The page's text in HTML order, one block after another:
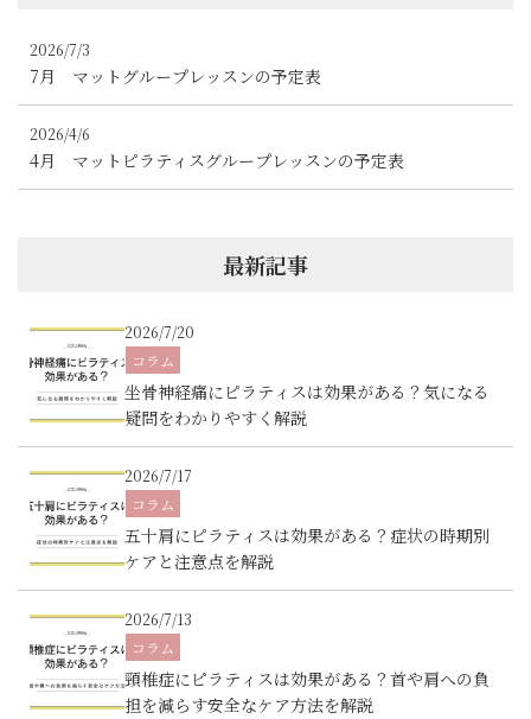
2026/7/3
7月 マットグループレッスンの予定表
2026/4/6
4月 マットピラティスグループレッスンの予定表
最新記事
2026/7/20
コラム
坐骨神経痛にピラティスは効果がある？気になる
疑問をわかりやすく解説
2026/7/17
コラム
五十肩にピラティスは効果がある？症状の時期別
ケアと注意点を解説
2026/7/13
コラム
頸椎症にピラティスは効果がある？首や肩への負
担を減らす安全なケア方法を解説